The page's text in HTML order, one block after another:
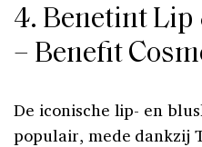
4. Benetint Lip
– Benefit
De iconische lip- en
populair, mede dankzij